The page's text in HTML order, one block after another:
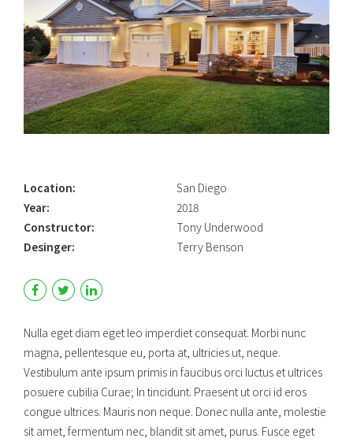
Location:
San Diego
Year:
2018
Constructor:
Tony Underwood
Desinger:
Terry Benson
Nulla eget diam eget leo imperdiet consequat. Morbi nunc
magna, pellentesque eu, porta at, ultricies ut, neque.
Vestibulum ante ipsum primis in faucibus orci luctus et ultrices
posuere cubilia Curae; In tincidunt. Praesent ut orci id eros
congue ultrices. Mauris non neque. Donec nulla ante, molestie
sit amet, fermentum nec, blandit sit amet, purus. Fusce eget